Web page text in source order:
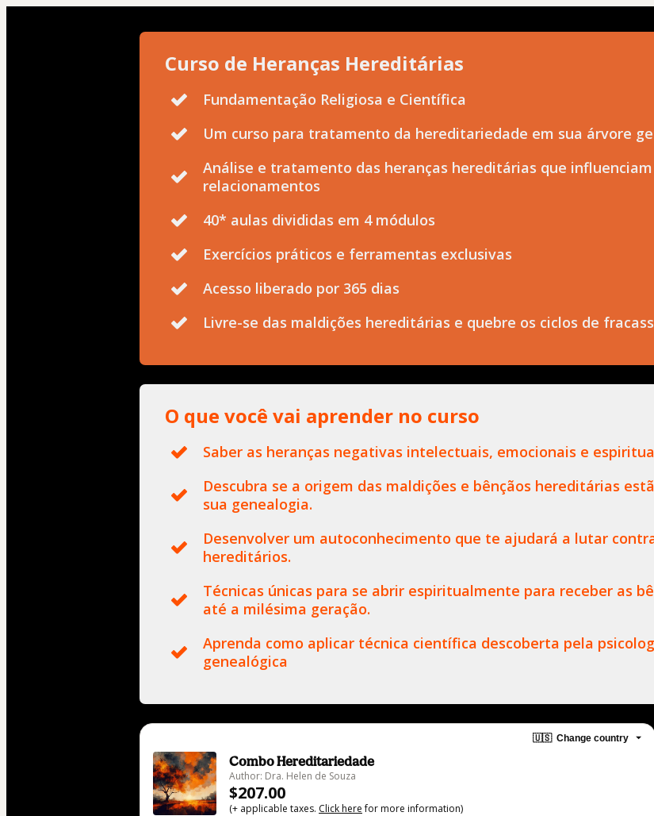
Curso de Heranças Hereditárias
Fundamentação Religiosa e Científica
Um curso para tratamento da hereditariedade em sua árvore
Análise e tratamento das heranças hereditárias que
relacionamentos
40* aulas divididas em 4 módulos
Exercícios práticos e ferramentas exclusivas
Acesso liberado por 365 dias
Livre-se das maldições hereditárias e quebre os ciclos de
O que você vai aprender no curso
Saber as heranças negativas intelectuais, emocionais e
Descubra se a origem das maldições e bênçãos hereditárias
sua genealogia.
Desenvolver um autoconhecimento que te ajudará a lutar
hereditários.
Técnicas únicas para se abrir espiritualmente para receber as
até a milésima geração.
Aprenda como aplicar técnica científica descoberta pela
genealógica
🇺🇸 Change country
Combo Hereditariedade
Author: Dra. Helen de Souza
$207.00
(+ applicable taxes. Click herefor more information)